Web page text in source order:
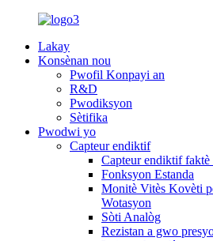
Lakay
Konsènan nou
Pwofil Konpayi an
R&D
Pwodiksyon
Sètifika
Pwodwi yo
Capteur endiktif
Capteur endiktif faktè
Fonksyon Estanda
Monitè Vitès Kovèti
Wotasyon
Sòti Analòg
Rezistan a gwo